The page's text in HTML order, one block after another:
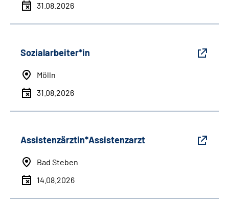
31.08.2026
Sozialarbeiter*in
Mölln
31.08.2026
Assistenzärztin*Assistenzarzt
Bad Steben
14.08.2026